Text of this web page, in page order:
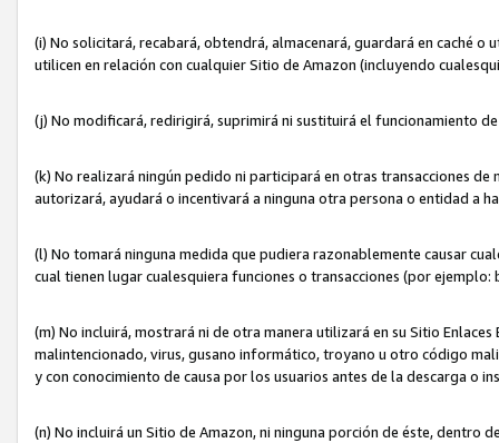
(i) No solicitará, recabará, obtendrá, almacenará, guardará en caché
utilicen en relación con cualquier Sitio de Amazon (incluyendo
(j) No modificará, redirigirá, suprimirá ni sustituirá el funcionamiento
(k) No realizará ningún pedido ni participará en otras transacciones
autorizará, ayudará o incentivará a ninguna otra persona o entidad a
(l) No tomará ninguna medida que pudiera razonablemente causar
cual tienen lugar cualesquiera funciones o transacciones (por
(m) No incluirá, mostrará ni de otra manera utilizará en su Sitio
malintencionado, virus, gusano informático, troyano u otro código
y con conocimiento de causa por los usuarios antes de la descarga
(n) No incluirá un Sitio de Amazon, ni ninguna porción de éste,